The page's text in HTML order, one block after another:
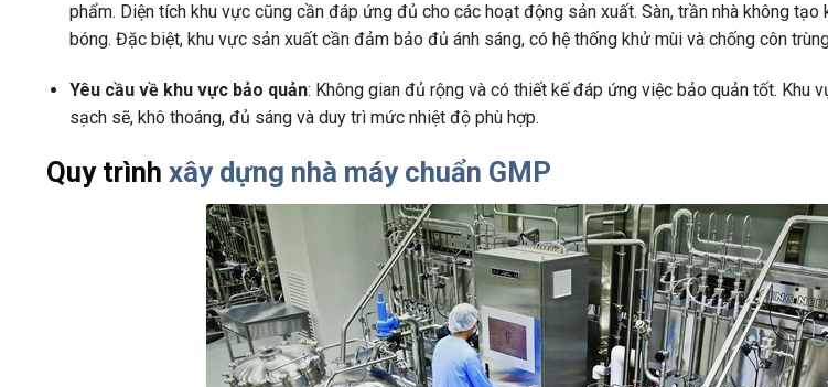
phẩm. Diện tích khu vực cũng cần đáp ứng đủ cho các hoạt động sản xuất. Sàn, trần nhà không tạo
bóng. Đặc biệt, khu vực sản xuất cần đảm bảo đủ ánh sáng, có hệ thống khử mùi và chống côn
Yêu cầu về khu vực bảo quản: Không gian đủ rộng và có thiết kế đáp ứng việc bảo quản tốt. Khu
sạch sẽ, khô thoáng, đủ sáng và duy trì mức nhiệt độ phù hợp.
Quy trình xây dựng nhà máy chuẩn GMP